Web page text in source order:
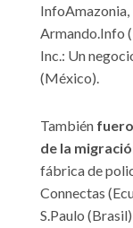
InfoAmazonia,
Armando.Info
Inc.: Un
(México).
También
de la
fábrica de
Connectas
S.Paulo